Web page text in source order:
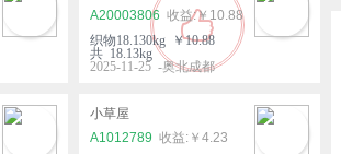
A20003806
￥10.88
织物18.130kg ￥10.88
共 18.13kg
2025-11-25 -奥北成都
小草屋
A1012789
￥4.23